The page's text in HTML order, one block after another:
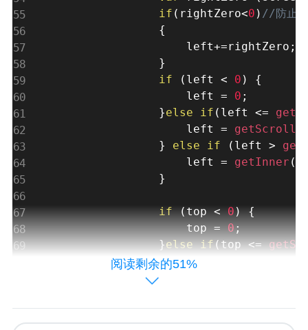
if ( rightZero<0 ) //防止
{
                    left
+=rightZero ;
}
if
( left < 0 )
{
                    left
= 0 ;
}else if ( left <=
                    left
= getScroll
}
else if ( left >
                    left
= getInner (
}
if (top < 0) {
                    top
= 0;
}else if(top <=
                    top
}
阅读剩余的51%